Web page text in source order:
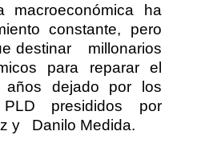
macroeconómica ha
constante, pero
destinar
millonarios
para reparar el
dejado por los
presididos por
y
Danilo Medida.